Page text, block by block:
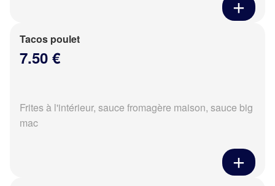
Tacos poulet
7.50 €
Frites à l'intérieur, sauce fromagère maison, sauce big
mac